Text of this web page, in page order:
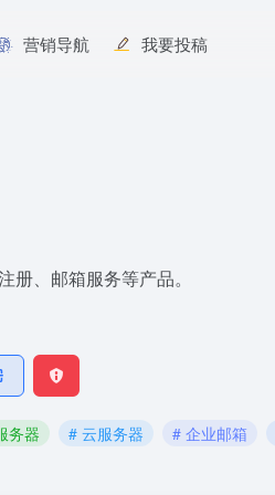
营销导航 我要投稿
册、邮箱服务等产品。
务器 # 云服务器 # 企业邮箱